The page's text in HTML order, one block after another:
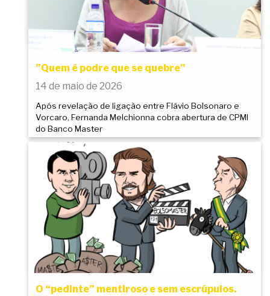
”Quem é podre que se quebre”
14 de maio de 2026
Após revelação de ligação entre Flávio Bolsonaro e
Vorcaro, Fernanda Melchionna cobra abertura de CPMI
do Banco Master
O “pedinte” mentiroso e sem escrúpulos.